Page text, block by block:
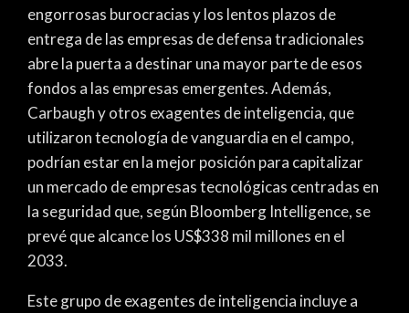
engorrosas burocracias y los lentos plazos de
entrega de las empresas de defensa tradicionales
abre la puerta a destinar una mayor parte de esos
fondos a las empresas emergentes. Además,
Carbaugh y otros exagentes de inteligencia, que
utilizaron tecnología de vanguardia en el campo,
podrían estar en la mejor posición para capitalizar
un mercado de empresas tecnológicas centradas en
la seguridad que, según Bloomberg Intelligence, se
prevé que alcance los US$338 mil millones en el
2033.
Este grupo de exagentes de inteligencia incluye a